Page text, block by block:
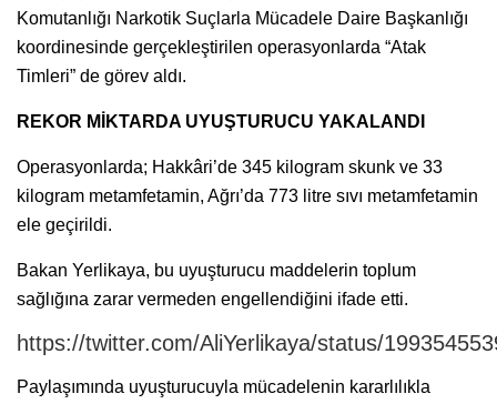
Komutanlığı Narkotik Suçlarla Mücadele Daire Başkanlığı
koordinesinde gerçekleştirilen operasyonlarda “Atak
Timleri” de görev aldı.
REKOR MİKTARDA UYUŞTURUCU YAKALANDI
Operasyonlarda; Hakkâri’de 345 kilogram skunk ve 33
kilogram metamfetamin, Ağrı’da 773 litre sıvı metamfetamin
ele geçirildi.
Bakan Yerlikaya, bu uyuşturucu maddelerin toplum
sağlığına zarar vermeden engellendiğini ifade etti.
https://twitter.com/AliYerlikaya/status/
Paylaşımında uyuşturucuyla mücadelenin kararlılıkla